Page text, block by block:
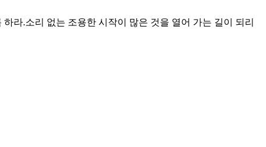
라.소리 없는 조용한 시작이 많은 것을 열어 가는 길이 되리